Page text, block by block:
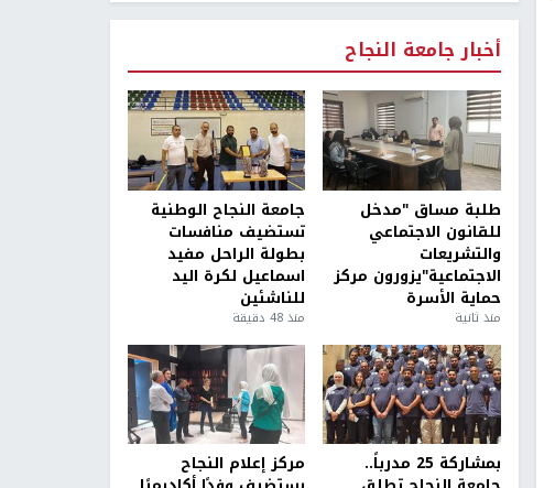
أخبار جامعة النجاح
طلبة مساق "مدخل
للقانون الاجتماعي
والتشريعات
الاجتماعية"يزورون مركز
حماية الأسرة
منذ ثانية
جامعة النجاح الوطنية
تستضيف منافسات
بطولة الراحل مفيد
اسماعيل لكرة اليد
للناشئين
منذ 48 دقيقة
بمشاركة 25 مدرباً..
مركز إعلام النجاح